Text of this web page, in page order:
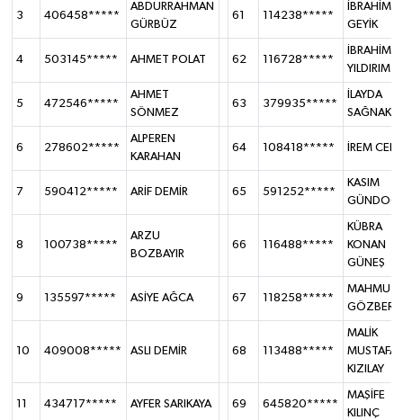
3 406458*****
ABDURRAHMAN
GÜRBÜZ
61 114238*****
İBRAHİM
GEYİK
4 503145***** AHMET POLAT 62 116728*****
İBRAHİM
YILDIRIM
5 472546*****
AHMET
SÖNMEZ
63 379935*****
İLAYDA
SAĞNAK
6 278602*****
ALPEREN
KARAHAN
64 108418***** İREM
7 590412***** ARİF DEMİR 65 591252*****
KASIM
8 100738*****
ARZU
BOZBAYIR
66 116488*****
KÜBRA
KONAN
GÜNEŞ
9 135597***** ASİYE AĞCA 67 118258*****
MAHMUT
GÖZBER
10 409008***** ASLI DEMİR 68 113488*****
MALİK
MUSTAFA
KIZILAY
434717***** AYFER SARIKAYA 69 645820*****
MAŞİFE
KILINÇ